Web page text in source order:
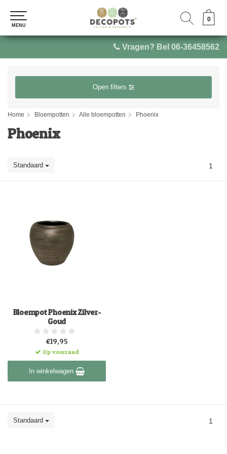
Vragen? Bel 06-36458562
0
MENU
0
MENU
Open filters
Home Bloempotten Alle bloempotten Phoenix
Phoenix
Standaard 1
Bloempot Phoenix Zilver-
Goud
€19,95
Op voorraad
In winkelwagen
Standaard 1